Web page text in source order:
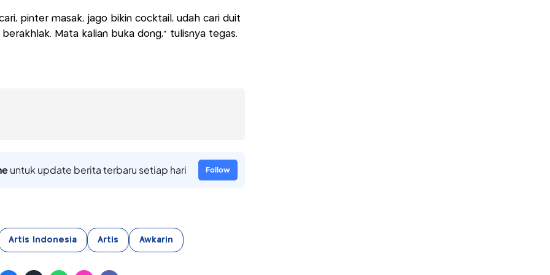
pinter masak, jago bikin cocktail, udah cari duit
berakhlak. Mata kalian buka dong," tulisnya tegas.
untuk update berita terbaru setiap hari Follow
Artis Indonesia Artis Awkarin